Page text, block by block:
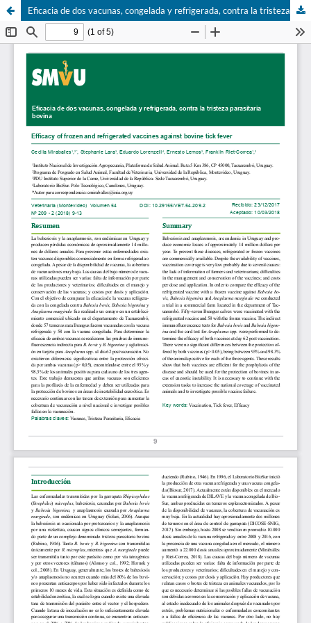
Eficacia de dos vacunas, congelada y refrigerada, contra la tristeza parasitaria bovina